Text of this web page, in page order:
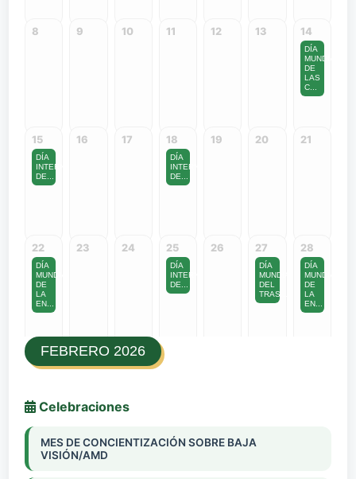
FEBRERO 2026
Celebraciones
MES DE CONCIENTIZACIÓN SOBRE BAJA
VISIÓN/AMD
8 9 10 11 12 13 14
DÍA
MUNDIAL
DE
LAS
C...
15
DÍA
INTERNACIONAL
DE...
16 17 18
DÍA
INTERNACIONAL
DE...
19 20 21
22
DÍA
MUNDIAL
DE
LA
EN...
23 24 25
DÍA
INTERNACIONAL
DE...
26 27
DÍA
MUNDIAL
DEL
TRAS...
28
DÍA
MUNDIAL
DE
LA
EN...